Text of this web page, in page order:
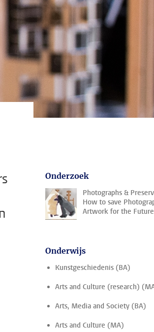
Onderzoek
Photographs &
How to save
Artwork for the
Onderwijs
Kunstgeschiedenis (BA)
Arts and Culture (research)
Arts, Media and Society (BA)
Arts and Culture (MA)